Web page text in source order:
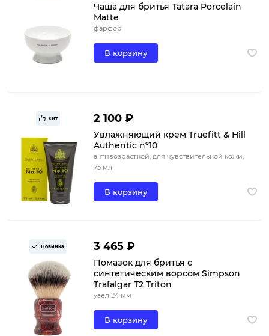
Чаша для бритья Tatara Porcelain
Matte
фарфор
В корзину
Хит 2 100 ₽
Увлажняющий крем Truefitt & Hill
Authentic nº10
антивозрастной, для чувствительной кожи,
75 мл
В корзину
Новинка 3 465 ₽
Помазок для бритья с
синтетическим ворсом Simpson
Trafalgar T2 Triton
узел 24 мм
В корзину